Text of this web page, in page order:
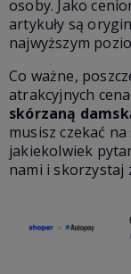
osoby. Jako
artykuły są
najwyższym
Co ważne,
atrakcyjnych
skórzaną
musisz czekać
jakiekolwiek
nami i skorzystaj